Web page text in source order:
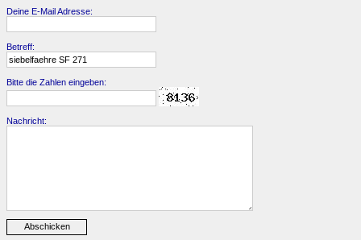
Deine E-Mail Adresse:
Betreff:
Bitte die Zahlen eingeben:
Nachricht: